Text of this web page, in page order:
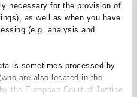
necessary for the provision of
as well as when you have
(e.g. analysis and
is sometimes processed by
are also located in the
the European Court of Justice